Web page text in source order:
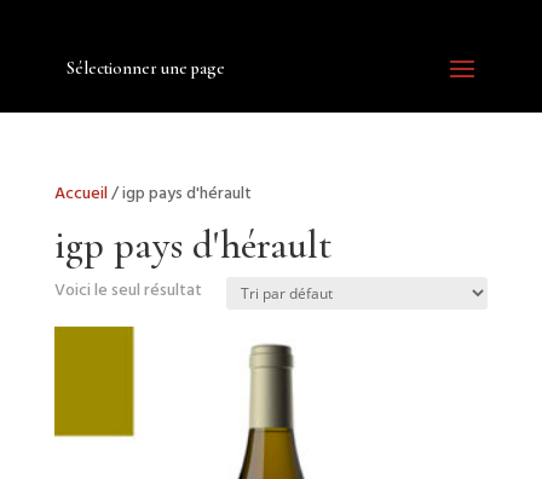
Sélectionner une page
Accueil/ igp pays d'hérault
igp pays d'hérault
Voici le seul résultat